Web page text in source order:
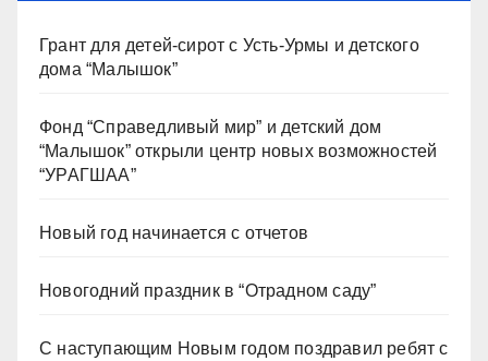
Грант для детей-сирот с Усть-Урмы и детского
дома “Малышок”
Фонд “Справедливый мир” и детский дом
“Малышок” открыли центр новых возможностей
“УРАГШАА”
Новый год начинается с отчетов
Новогодний праздник в “Отрадном саду”
С наступающим Новым годом поздравил ребят с